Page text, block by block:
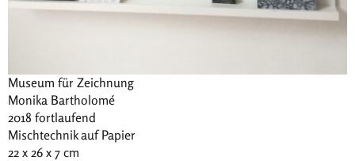
Museum für Zeichnung
Monika Bartholomé
2018 fortlaufend
Mischtechnik auf Papier
22 x 26 x 7 cm